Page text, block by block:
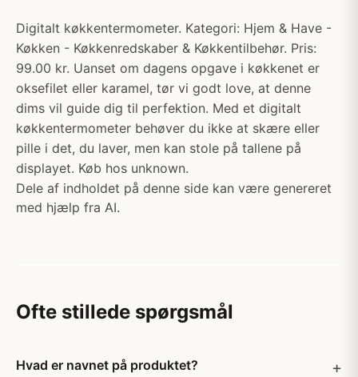
Digitalt køkkentermometer. Kategori: Hjem & Have -
Køkken - Køkkenredskaber & Køkkentilbehør. Pris:
99.00 kr. Uanset om dagens opgave i køkkenet er
oksefilet eller karamel, tør vi godt love, at denne
dims vil guide dig til perfektion. Med et digitalt
køkkentermometer behøver du ikke at skære eller
pille i det, du laver, men kan stole på tallene på
displayet. Køb hos unknown.
Dele af indholdet på denne side kan være genereret
med hjælp fra AI.
Ofte stillede spørgsmål
Hvad er navnet på produktet?